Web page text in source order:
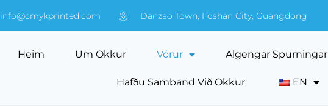
info@cmykprinted.com Danzao Town, Foshan City, Guangdong
Heim Um Okkur Vörur Algengar Spurningar
Hafðu Samband Við Okkur EN